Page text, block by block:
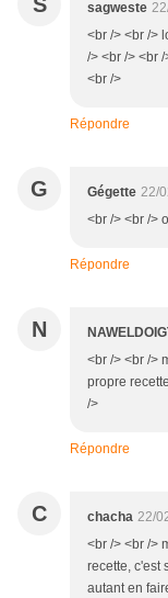
sagweste
<br /> <br />
/> <br /> <br
<br />
Répondre
G Gégette 22/
<br /> <br />
Répondre
N
<br /> <br />
propre
/>
Répondre
C chacha 22/
<br /> <br />
recette, c'est
autant en